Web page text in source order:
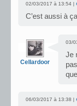
02/03/2017 à 13:54 |
C’est aussi à
Cellardoor
03/
Je
06/03/2017 à 13:38 |